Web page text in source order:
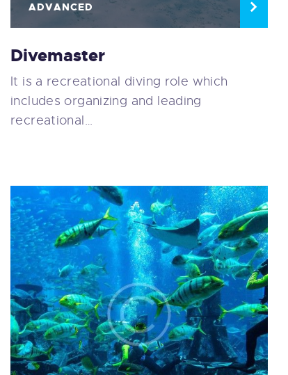
ADVANCED
Divemaster
It is a recreational diving role which
includes organizing and leading
recreational…